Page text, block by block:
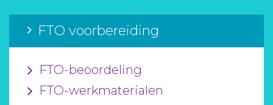
FTO voorbereiding
FTO-beoordeling
FTO-werkmaterialen